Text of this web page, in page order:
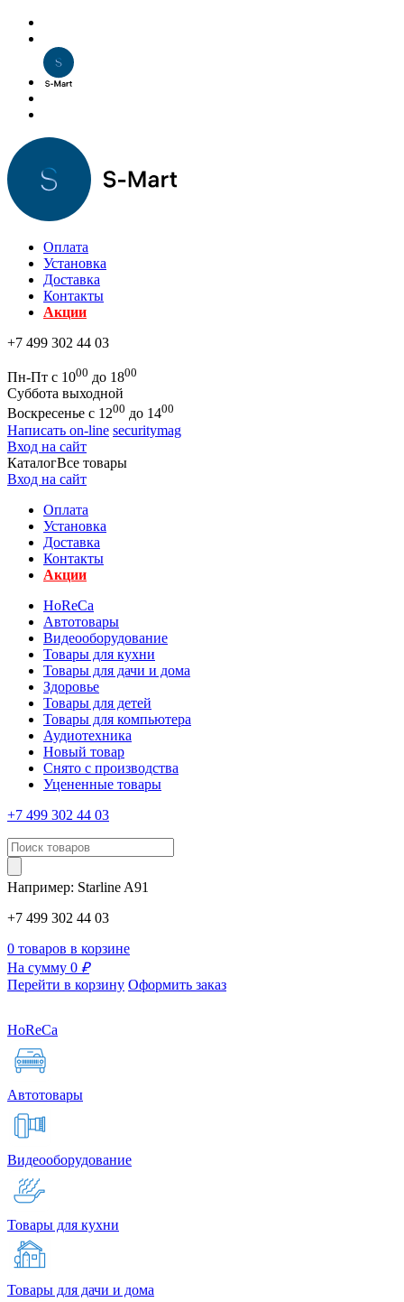
Оплата
Установка
Доставка
Контакты
Акции
+7 499 302 44 03
Пн-Пт с 1000 до 1800
Суббота выходной
Воскресенье с 1200 до 1400
Написать on-line securitymag
Вход на сайт
КаталогВсе товары
Вход на сайт
Оплата
Установка
Доставка
Контакты
Акции
HoReCa
Автотовары
Видеооборудование
Товары для кухни
Товары для дачи и дома
Здоровье
Товары для детей
Товары для компьютера
Аудиотехника
Новый товар
Снято с производства
Уцененные товары
+7 499 302 44 03
Например: Starline A91
+7 499 302 44 03
0 товаров в корзине
На сумму 0 ₽
Перейти в корзину Оформить заказ
HoReCa
Автотовары
Видеооборудование
Товары для кухни
Товары для дачи и дома